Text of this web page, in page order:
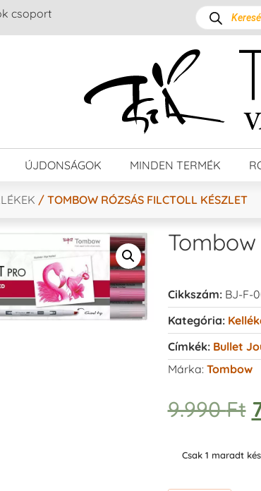
csoport
ÚJDONSÁGOK MINDEN TERMÉK
/ TOMBOW RÓZSÁS FILCTOLL KÉSZLET
Cikkszám: BJ-F-
Kategória:
Címkék: Bullet
Márka: Tombow
9.990Ft
Csak 1 maradt